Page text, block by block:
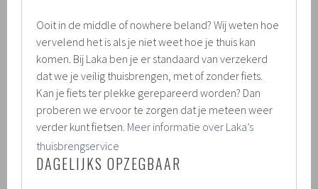
Ooit in de middle of nowhere beland? Wij weten hoe
vervelend het is als je niet weet hoe je thuis kan
komen. Bij Laka ben je er standaard van verzekerd
dat we je veilig thuisbrengen, met of zonder fiets.
Kan je fiets ter plekke gerepareerd worden? Dan
proberen we ervoor te zorgen dat je meteen weer
verder kunt fietsen. Meer informatie over Laka’s
thuisbrengservice
DAGELIJKS OPZEGBAAR